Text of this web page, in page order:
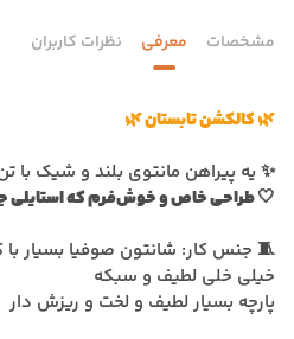
مشخصات معرفی نظرات کاربران
🌿 کالکشن تابستان 🌿
✨ یه پیراهن مانتوی بلند و شیک با
🤍 طراحی خاص و خوش‌فرم که استایلی
🧵 جنس کار: شانتون صوفیا بسیار با
خیلی خلی لطیف و سبکه
پارچه بسیار لطیف و لخت و ریزش دار